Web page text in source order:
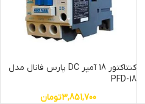
کنتاکتور 18 آمپر DC پارس فانال مدل
PFD-18
3,851,700تومان